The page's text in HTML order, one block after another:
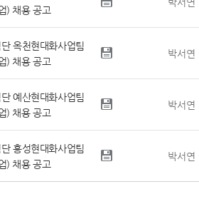
) 채용 공고
옥천현대화사업팀
) 채용 공고
박서연
예산현대화사업팀
) 채용 공고
박서연
홍성현대화사업팀
) 채용 공고
박서연